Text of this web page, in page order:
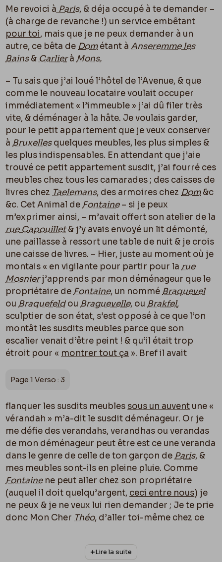
Me revoici à Paris, & déja occupé à te demander –
(à charge de revanche !) un service embêtant
pour toi, mais que je ne peux demander à un
autre, ce bêta de Dométant àAnseremme les
Bains& Carlierà Mons.
– Tu sais que j’ai loué l’hôtel de l’Avenue, & que
comme le nouveau locataire voulait occuper
immédiatement « l’immeuble » j’ai dû filer très
vite, & déménager à la hâte. Je voulais garder,
pour le petit appartement que je veux conserver
à Bruxellesquelques meubles, les plus simples &
les plus indispensables. En attendant que j’aie
trouvé ce petit appartement susdit, j’ai fourré ces
meubles chez tous les camarades ; des caisses de
livres chez Taelemans, des armoires chez Dom&c
&c. Cet Animal de Fontaine– si je peux
m’exprimer ainsi, – m’avait offert son atelier de la
rue Capouillet& j’y avais envoyé un lit démonté,
une paillasse à ressort une table de nuit & je crois
une caisse de livres. – Hier, juste au moment où je
montais « en vigilante pour partir pour la rue
Mosnierj’apprends par mon déménageur que le
propriétaire de Fontaine, un nommé Braquevel
ou Braquefeldou Braguevelle, ou Brakfel,
sculptier de son état, s’est opposé à ce que l’on
montât les susdits meubles parce que son
escalier venait d’être peint ! & qu’il était trop
étroit pour « montrer tout ça ». Bref il avait
Page 1 Verso : 3
flanquer les susdits meubles sous un auvent une «
vérandah » m’a-dit le susdit déménageur. Or je
me défie des verandahs, verandhas ou verandas
de mon déménageur peut être est ce une veranda
dans le genre de celle de ton garçon de Paris, &
mes meubles sont-ils en pleine pluie. Comme
Fontainene peut aller chez son propriétaire
(auquel il doit quelqu’argent, ceci entre nous) je
ne peux & je ne veux lui rien demander ; Je te prie
donc Mon Cher Théo, d’aller toi-même chez ce
si les meubles peuvent resterdix jours
ù ils sont. Je crains le vent
Lire la suite